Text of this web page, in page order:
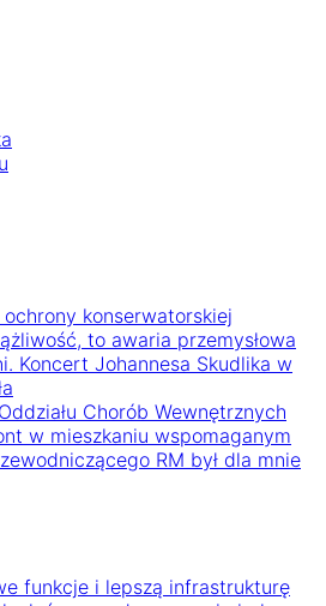
konserwatorskiej
to awaria przemysłowa
Koncert Johannesa Skudlika w
Chorób Wewnętrznych
w mieszkaniu wspomaganym
RM był dla mnie
funkcje i lepszą infrastrukturę